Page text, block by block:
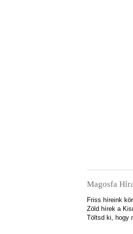
Magosfa
Friss híreink
Zöld hírek a
Töltsd ki, hogy